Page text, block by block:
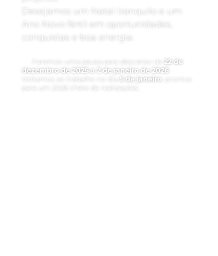
Ano Novo fértil em oportunidades,
22 de
dezembro de 2025 a 2 de janeiro de 2026
5 de janeiro, prontos